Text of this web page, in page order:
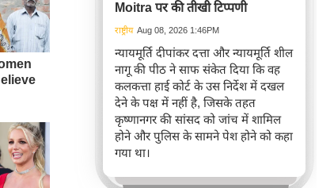
Moitra पर की तीखी टिप्पणी
राष्ट्रीय Aug 08, 2026 1:46PM
न्यायमूर्ति दीपांकर दत्ता और न्यायमूर्ति शील
नागू की पीठ ने साफ संकेत दिया कि वह
कलकत्ता हाई कोर्ट के उस निर्देश में दखल
देने के पक्ष में नहीं है, जिसके तहत
कृष्णानगर की सांसद को जांच में शामिल
होने और पुलिस के सामने पेश होने को कहा
गया था।